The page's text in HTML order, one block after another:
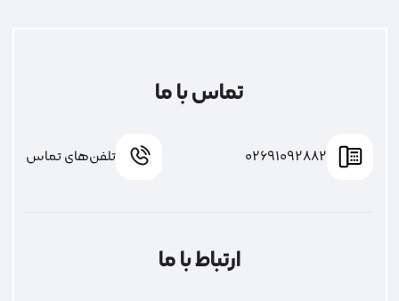
تماس با ما
02691092882 تلفن‌های تماس
ارتباط با ما